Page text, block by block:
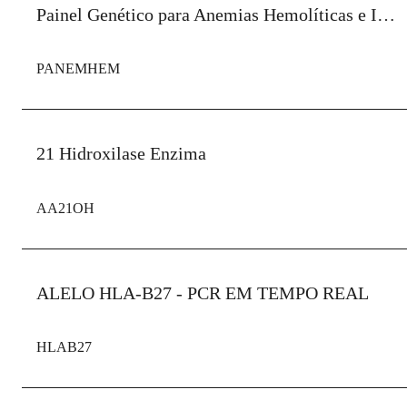
Painel Genético para Anemias Hemolíticas e Icterícia Congênita
PANEMHEM
21 Hidroxilase Enzima
AA21OH
ALELO HLA-B27 - PCR EM TEMPO REAL
HLAB27